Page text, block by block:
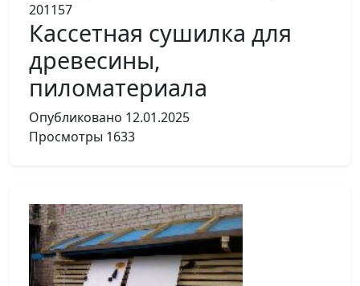
201157
Кассетная сушилка для
древесины,
пиломатериала
Опубликовано 12.01.2025
Просмотры 1633